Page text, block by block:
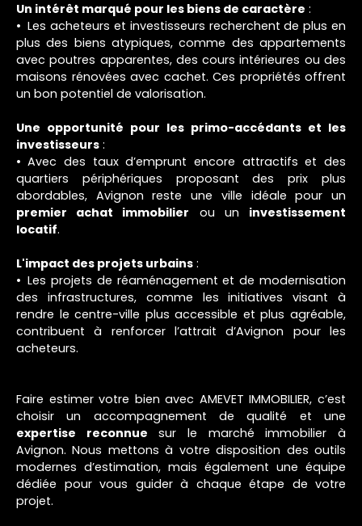
Un intérêt marqué pour les biens de caractère :
Les acheteurs et investisseurs recherchent de plus en
plus des biens atypiques, comme des appartements
avec poutres apparentes, des cours intérieures ou des
maisons rénovées avec cachet. Ces propriétés offrent
un bon potentiel de valorisation.
Une opportunité pour les primo-accédants et les
investisseurs :
Avec des taux d’emprunt encore attractifs et des
quartiers périphériques proposant des prix plus
abordables, Avignon reste une ville idéale pour un
premier achat immobilier ou un investissement
locatif.
L'impact des projets urbains :
Les projets de réaménagement et de modernisation
des infrastructures, comme les initiatives visant à
rendre le centre-ville plus accessible et plus agréable,
contribuent à renforcer l’attrait d’Avignon pour les
acheteurs.
Faire estimer votre bien avec AMEVET IMMOBILIER, c’est
choisir un accompagnement de qualité et une
expertise reconnue sur le marché immobilier à
Avignon. Nous mettons à votre disposition des outils
modernes d’estimation, mais également une équipe
dédiée pour vous guider à chaque étape de votre
projet.